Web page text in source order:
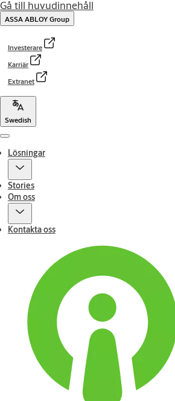
Gå till huvudinnehåll
ASSA ABLOY Group
Investerare
Karriär
Extranet
Swedish
Menu
Lösningar
Stories
Om oss
Kontakta oss